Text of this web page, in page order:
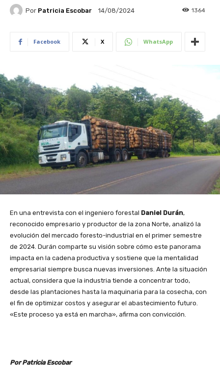
Por Patricia Escobar 14/08/2024 1364
Facebook X WhatsApp
En una entrevista con el ingeniero forestal Daniel Durán,
reconocido empresario y productor de la zona Norte, analizó la
evolución del mercado foresto-industrial en el primer semestre
de 2024. Durán comparte su visión sobre cómo este panorama
impacta en la cadena productiva y sostiene que la mentalidad
empresarial siempre busca nuevas inversiones. Ante la situación
actual, considera que la industria tiende a concentrar todo,
desde las plantaciones hasta la maquinaria para la cosecha, con
el fin de optimizar costos y asegurar el abastecimiento futuro.
«Este proceso ya está en marcha», afirma con convicción.
Por Patricia Escobar